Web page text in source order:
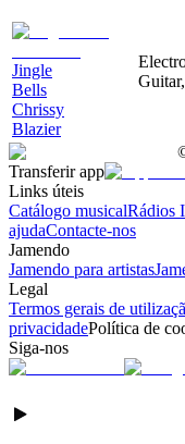
Jingle
Bells
Chrissy
Blazier
Transferir app
Links úteis
Catálogo musicalRádios
ajudaContacte-nos
Jamendo
Jamendo para artistas
Legal
Termos gerais de
privacidadePolítica de
Siga-nos